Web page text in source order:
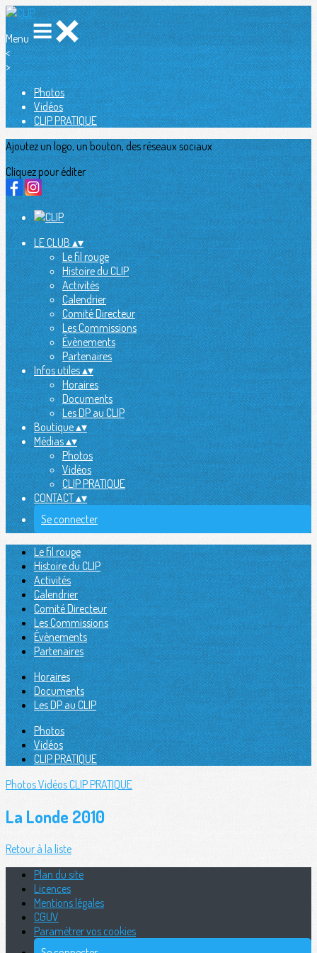
Menu
<
>
Photos
Vidéos
CLIP PRATIQUE
Ajoutez un logo, un bouton, des réseaux sociaux
Cliquez pour éditer
LE CLUB▴▾
Le fil rouge
Histoire du CLIP
Activités
Calendrier
Comité Directeur
Les Commissions
Évènements
Partenaires
Infos utiles▴▾
Horaires
Documents
Les DP au CLIP
Boutique▴▾
Médias▴▾
Photos
Vidéos
CLIP PRATIQUE
CONTACT▴▾
Se connecter
Le fil rouge
Histoire du CLIP
Activités
Calendrier
Comité Directeur
Les Commissions
Évènements
Partenaires
Horaires
Documents
Les DP au CLIP
Photos
Vidéos
CLIP PRATIQUE
PhotosVidéosCLIP PRATIQUE
La Londe 2010
Retour à la liste
Plan du site
Licences
Mentions légales
CGUV
Paramétrer vos cookies